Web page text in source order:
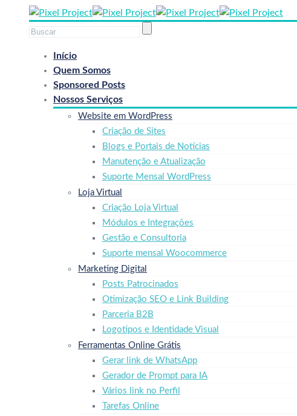
Início
Quem Somos
Sponsored Posts
Nossos Serviços
Website em WordPress
Criação de Sites
Blogs e Portais de Notícias
Manutenção e Atualização
Suporte Mensal WordPress
Loja Virtual
Criação Loja Virtual
Módulos e Integrações
Gestão e Consultoria
Suporte mensal Woocommerce
Marketing Digital
Posts Patrocinados
Otimização SEO e Link Building
Parceria B2B
Logotipos e Identidade Visual
Ferramentas Online Grátis
Gerar link de WhatsApp
Gerador de Prompt para IA
Vários link no Perfil
Tarefas Online